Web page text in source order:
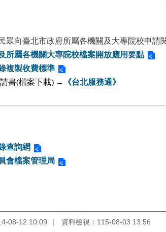
眾向臺北市政府所屬各機關及大專院校申請
所屬各機關大專院校檔案開放應用要點
複製收費標準
書(檔案下載) → 《台北服務通》
查詢網
會檔案管理局
08-12 10:09 資料檢視： 115-08-03 13:56